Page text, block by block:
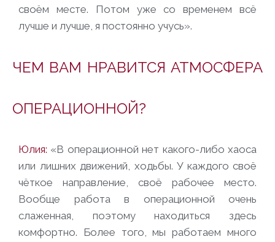
своём месте. Потом уже со временем всё
лучше и лучше, я постоянно учусь».
ЧЕМ ВАМ НРАВИТСЯ АТМОСФЕРА
ОПЕРАЦИОННОЙ?
Юлия: «В операционной нет какого-либо хаоса
или лишних движений, ходьбы. У каждого своё
чёткое направление, своё рабочее место.
Вообще работа в операционной очень
слаженная, поэтому находиться здесь
комфортно. Более того, мы работаем много